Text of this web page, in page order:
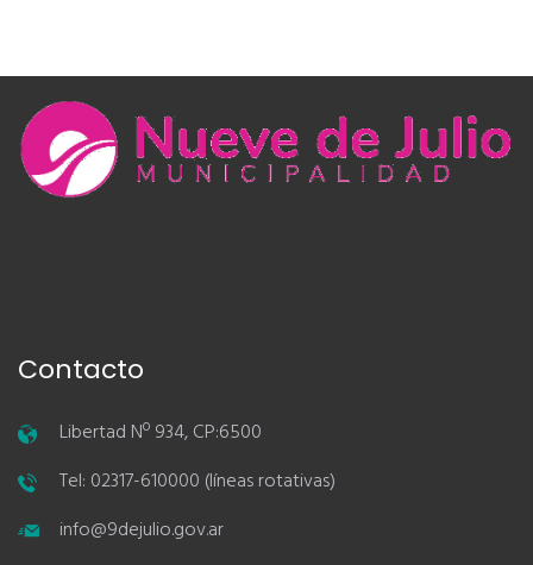
Contacto
Libertad Nº 934, CP:6500
Tel: 02317-610000 (líneas rotativas)
info@9dejulio.gov.ar